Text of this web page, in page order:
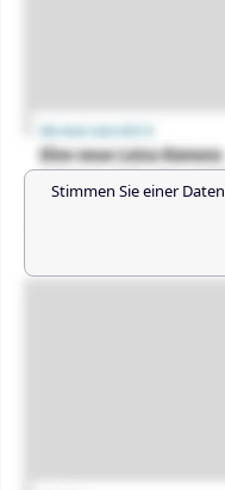
Stimmen Sie einer